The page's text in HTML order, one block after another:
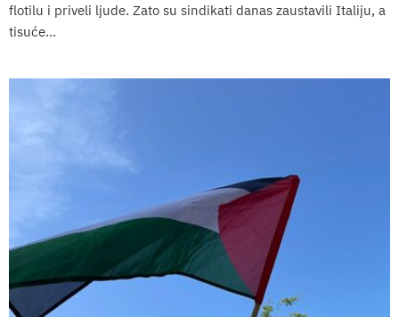
flotilu i priveli ljude. Zato su sindikati danas zaustavili Italiju, a
tisuće...